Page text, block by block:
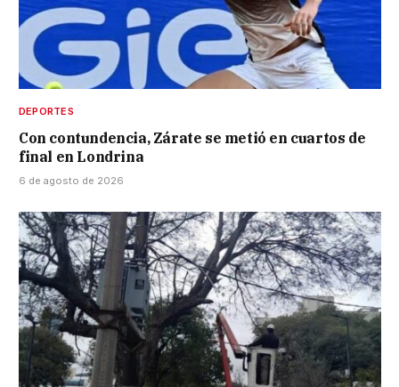
DEPORTES
Con contundencia, Zárate se metió en cuartos de
final en Londrina
6 de agosto de 2026